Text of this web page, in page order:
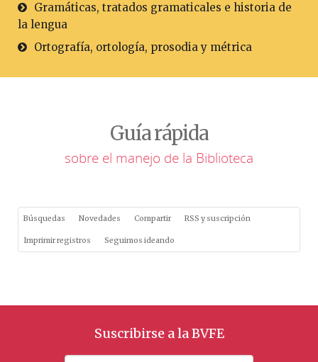
Gramáticas, tratados gramaticales e historia de
la lengua
Ortografía, ortología, prosodia y métrica
Guía rápida
sobre el manejo de la Biblioteca
Búsquedas Novedades Compartir RSS y suscripción
Imprimir registros Seguimos ideando
Suscribirse a la BVFE